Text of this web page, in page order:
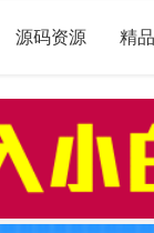
源码资源 精